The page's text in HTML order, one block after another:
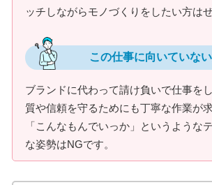
ッチしながらモノづくりをしたい方は
この仕事に向いていな
ブランドに代わって請け負いで仕事を
質や信頼を守るためにも丁寧な作業が
「こんなもんでいっか」というような
な姿勢はNGです。